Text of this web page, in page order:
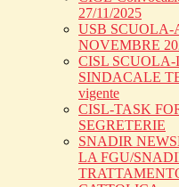
27/11/2025
USB SCUOLA-
NOVEMBRE
CISL
SINDACALE
vigente
CISL-TASK
SEGRETERIE
SNADIR
LA FGU/